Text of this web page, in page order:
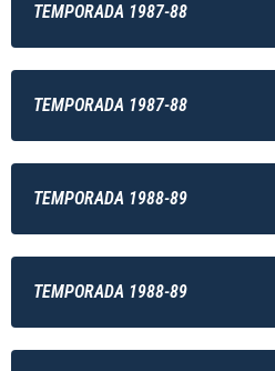
TEMPORADA 1987-88
TEMPORADA 1987-88
TEMPORADA 1988-89
TEMPORADA 1988-89